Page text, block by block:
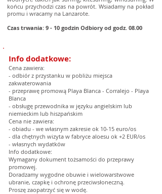
końcu przychodzi czas na powrót. Wsiadamy na pokład
promu i wracamy na Lanzarote.
Czas trwania: 9 - 10 godzin Odbiory od godz. 08.00
Info dodatkowe:
Cena zawiera:
- odbiór z przystanku w pobliżu miejsca
zakwaterowania
- przeprawę promową Playa Blanca - Corralejo - Playa
Blanca
- obsługę przewodnika w języku angielskim lub
niemieckim lub hiszpańskim
Cena nie zawiera:
- obiadu - we własnym zakresie ok 10-15 euro/os
- dla chętnych wizyta w fabryce aloesu ok +2 EUR/os
- własnych wydatków
Info dodatkowe:
Wymagany dokument tożsamości do przeprawy
promowej.
Doradzamy wygodne obuwie i wielowarstwowe
ubranie, czapkę i ochronę przeciwsłoneczną.
Proszę zaopatrzyć się w wodę.